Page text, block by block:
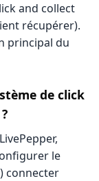
and collect
récupérer).
principal du
de click
le
connecter